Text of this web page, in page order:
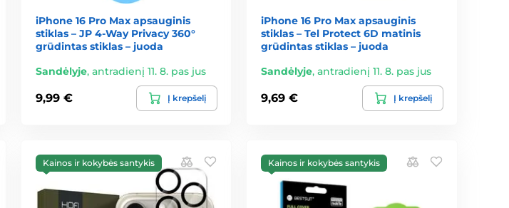
iPhone 16 Pro Max apsauginis
stiklas – JP 4-Way Privacy 360°
grūdintas stiklas – juoda
Sandėlyje, antradienį 11. 8. pas jus
9,99 € Į krepšelį
iPhone 16 Pro Max apsauginis
stiklas – Tel Protect 6D matinis
grūdintas stiklas – juoda
Sandėlyje,antradienį 11. 8. pas jus
9,69 € Į krepšelį
Kainos ir kokybės santykis Kainos ir kokybės santykis